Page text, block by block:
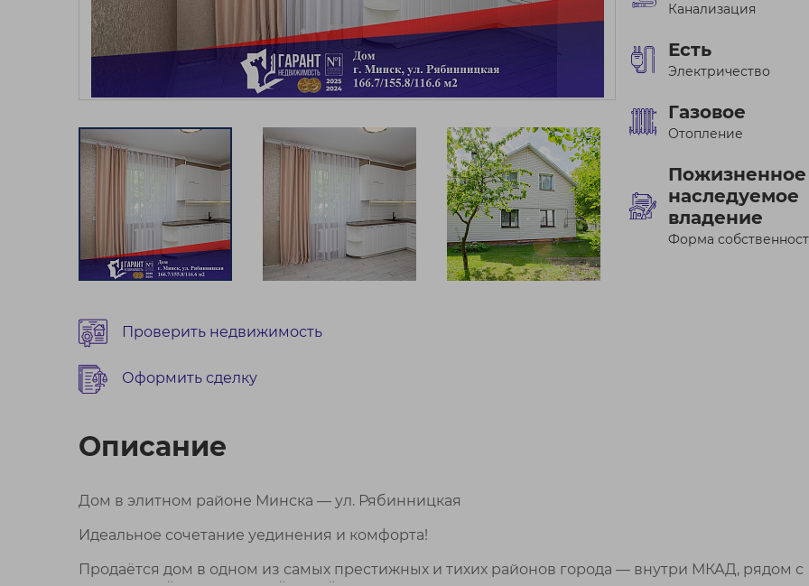
Проверить недвижимость
Оформить сделку
Канализация
Есть
Электричество
Газовое
Отопление
Пожизненное
наследуемое
владение
Форма
Описание
Дом в элитном районе Минска — ул. Рябинницкая
Идеальное сочетание уединения и комфорта!
Продаётся дом в одном из самых престижных и тихих районов города — внутри МКАД, рядом с